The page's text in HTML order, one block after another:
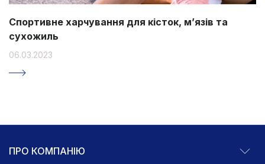
Спортивне харчування для кісток, мʼязів та
сухожиль
06.03.2023
ПРО КОМПАНІЮ